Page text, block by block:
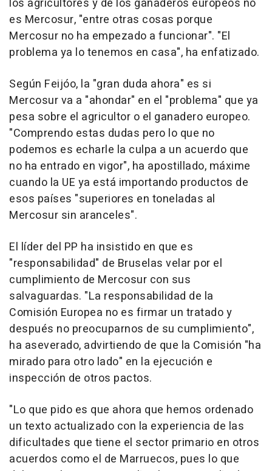
los agricultores y de los ganaderos europeos no
es Mercosur, "entre otras cosas porque
Mercosur no ha empezado a funcionar". "El
problema ya lo tenemos en casa", ha enfatizado.
Según Feijóo, la "gran duda ahora" es si
Mercosur va a "ahondar" en el "problema" que ya
pesa sobre el agricultor o el ganadero europeo.
"Comprendo estas dudas pero lo que no
podemos es echarle la culpa a un acuerdo que
no ha entrado en vigor", ha apostillado, máxime
cuando la UE ya está importando productos de
esos países "superiores en toneladas al
Mercosur sin aranceles".
El líder del PP ha insistido en que es
"responsabilidad" de Bruselas velar por el
cumplimiento de Mercosur con sus
salvaguardas. "La responsabilidad de la
Comisión Europea no es firmar un tratado y
después no preocuparnos de su cumplimiento",
ha aseverado, advirtiendo de que la Comisión "ha
mirado para otro lado" en la ejecución e
inspección de otros pactos.
"Lo que pido es que ahora que hemos ordenado
un texto actualizado con la experiencia de las
dificultades que tiene el sector primario en otros
acuerdos como el de Marruecos, pues lo que